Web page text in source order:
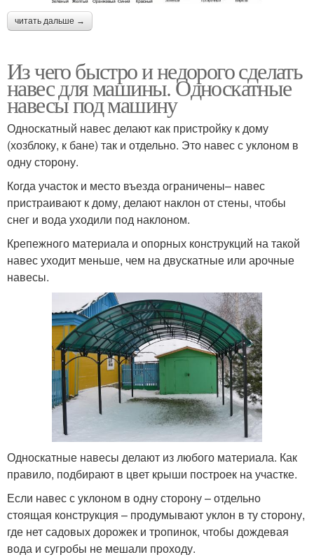
читать дальше →
Из чего быстро и недорого сделать
навес для машины. Односкатные
навесы под машину
Односкатный навес делают как пристройку к дому
(хозблоку, к бане) так и отдельно. Это навес с уклоном в
одну сторону.
Когда участок и место въезда ограничены– навес
пристраивают к дому, делают наклон от стены, чтобы
снег и вода уходили под наклоном.
Крепежного материала и опорных конструкций на такой
навес уходит меньше, чем на двускатные или арочные
навесы.
Односкатные навесы делают из любого материала. Как
правило, подбирают в цвет крыши построек на участке.
Если навес с уклоном в одну сторону – отдельно
стоящая конструкция – продумывают уклон в ту сторону,
где нет садовых дорожек и тропинок, чтобы дождевая
вода и сугробы не мешали проходу.